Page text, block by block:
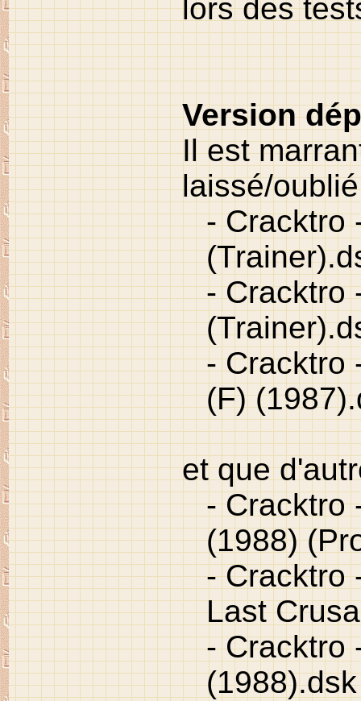
lors des
Version
Il est
laissé/
- Cracktro
- Cracktro
- Cracktro
(F)
et que
- Cracktro
(1988)
- Cracktro
Last
- Cracktro
(1988).dsk